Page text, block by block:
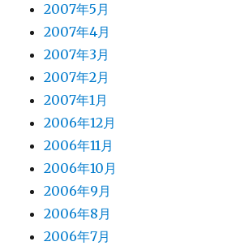
2007年5月
2007年4月
2007年3月
2007年2月
2007年1月
2006年12月
2006年11月
2006年10月
2006年9月
2006年8月
2006年7月